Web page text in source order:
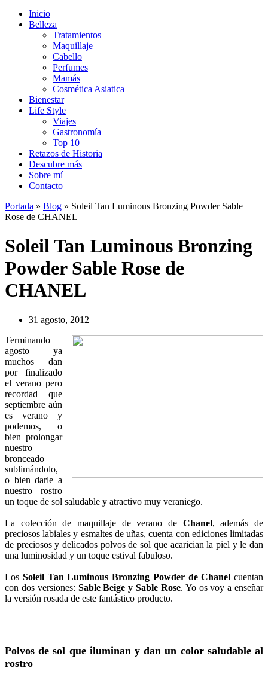
Inicio
Belleza
Tratamientos
Maquillaje
Cabello
Perfumes
Mamás
Cosmética Asiatica
Bienestar
Life Style
Viajes
Gastronomía
Top 10
Retazos de Historia
Descubre más
Sobre mí
Contacto
Portada » Blog » Soleil Tan Luminous Bronzing Powder Sable
Rose de CHANEL
Soleil Tan Luminous Bronzing
Powder Sable Rose de
CHANEL
31 agosto, 2012
Terminando
agosto ya
muchos dan
por finalizado
el verano pero
recordad que
septiembre aún
es verano y
podemos, o
bien prolongar
nuestro
bronceado
sublimándolo,
o bien darle a
nuestro rostro
un toque de sol saludable y atractivo muy veraniego.
La colección de maquillaje de verano de Chanel, además de
preciosos labiales y esmaltes de uñas, cuenta con ediciones limitadas
de preciosos y delicados polvos de sol que acarician la piel y le dan
una luminosidad y un toque estival fabuloso.
Los Soleil Tan Luminous Bronzing Powder de Chanel cuentan
con dos versiones: Sable Beige y Sable Rose. Yo os voy a enseñar
la versión rosada de este fantástico producto.
Polvos de sol que iluminan y dan un color saludable al
rostro